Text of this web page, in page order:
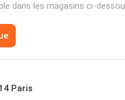
dans les magasins ci-
Paris